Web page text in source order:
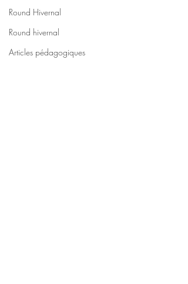
Round Hivernal
Round hivernal
Articles pédagogiques